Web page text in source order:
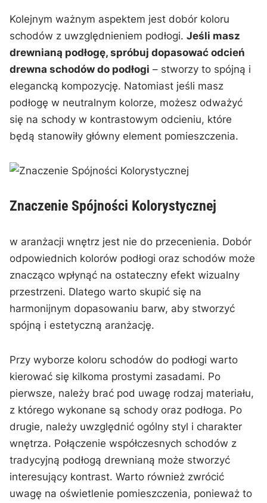
Kolejnym⁤ ważnym aspektem jest dobór koloru
schodów z​ uwzględnieniem podłogi.Jeśli masz‍
drewnianą podłogę, spróbuj dopasować odcień
drewna schodów do podłogi – stworzy to spójną i
elegancką kompozycję. Natomiast jeśli masz
podłogę w neutralnym kolorze, możesz odważyć‍
się na⁢ schody w kontrastowym odcieniu, które
będą stanowiły główny element pomieszczenia.
Znaczenie Spójności Kolorystycznej
w aranżacji wnętrz jest nie do przecenienia. Dobór
odpowiednich kolorów podłogi oraz schodów może
znacząco wpłynąć na‌ ostateczny efekt wizualny
przestrzeni. Dlatego warto skupić się na
harmonijnym dopasowaniu barw, aby stworzyć
⁢spójną i estetyczną ⁢aranżację.
Przy wyborze koloru schodów do ‌podłogi‌ warto
kierować się kilkoma prostymi‌ zasadami. Po
pierwsze, należy brać​ pod uwagę rodzaj materiału,
z‍ którego wykonane są schody oraz podłoga. Po
⁣drugie, należy uwzględnić ogólny styl i⁢ charakter
wnętrza.‌ Połączenie współczesnych schodów z ​
tradycyjną podłogą drewnianą może⁤ stworzyć
interesujący kontrast.‌ Warto⁤ również zwrócić
uwagę na oświetlenie ‌pomieszczenia, ponieważ to